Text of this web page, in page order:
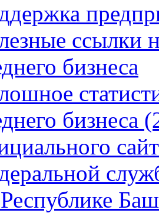
ссылки
бизнеса
бизнеса